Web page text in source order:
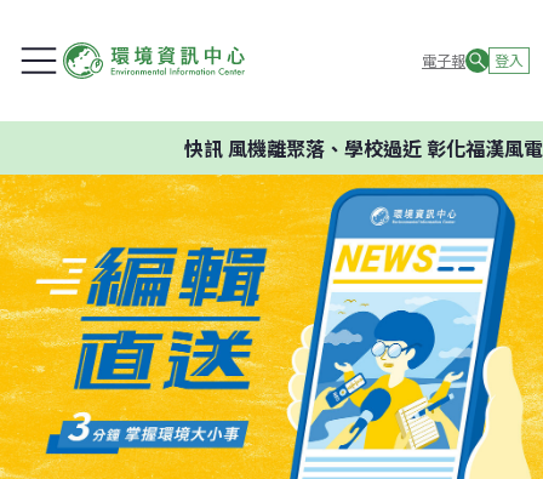
電子報 登入
快訊風機離聚落、學校過近 彰化福漢風電